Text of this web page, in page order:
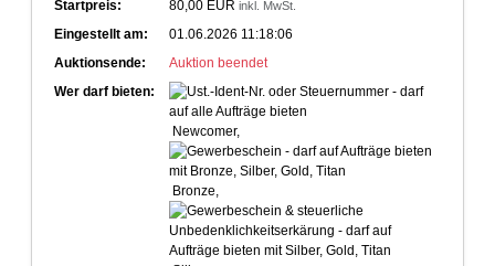
Startpreis: 80,00 EUR inkl. MwSt.
Eingestellt am:
01.06.2026 11:18:06
Auktionsende:
Auktion beendet
Wer darf bieten:
Newcomer,
Bronze,